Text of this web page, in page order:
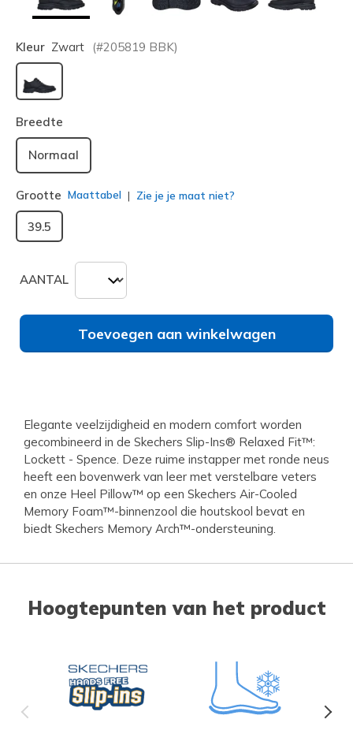
Kleur Zwart (#205819 BBK)
geselecteerd
Breedte
Normaal
Grootte Maattabel Zie je je maat niet?
39.5
AANTAL
Toevoegen aan winkelwagen
Elegante veelzijdigheid en modern comfort worden
gecombineerd in de Skechers Slip-Ins® Relaxed Fit™:
Lockett - Spence. Deze ruime instapper met ronde neus
heeft een bovenwerk van leer met verstelbare veters
en onze Heel Pillow™ op een Skechers Air-Cooled
Memory Foam™-binnenzool die houtskool bevat en
biedt Skechers Memory Arch™-ondersteuning.
Hoogtepunten van het product